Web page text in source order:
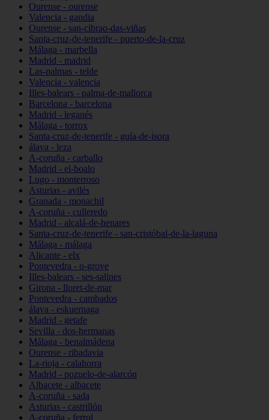
Ourense - ourense
Valencia - gandia
Ourense - san-cibrao-das-viñas
Santa-cruz-de-tenerife - puerto-de-la-cruz
Málaga - marbella
Madrid - madrid
Las-palmas - telde
Valencia - valencia
Illes-balears - palma-de-mallorca
Barcelona - barcelona
Madrid - leganés
Málaga - torrox
Santa-cruz-de-tenerife - guía-de-isora
álava - leza
A-coruña - carballo
Madrid - el-boalo
Lugo - monterroso
Asturias - avilés
Granada - monachil
A-coruña - culleredo
Madrid - alcalá-de-henares
Santa-cruz-de-tenerife - san-cristóbal-de-la-laguna
Málaga - málaga
Alicante - elx
Pontevedra - o-grove
Illes-balears - ses-salines
Girona - lloret-de-mar
Pontevedra - cambados
álava - eskuernaga
Madrid - getafe
Sevilla - dos-hermanas
Málaga - benalmádena
Ourense - ribadavia
La-rioja - calahorra
Madrid - pozuelo-de-alarcón
Albacete - albacete
A-coruña - sada
Asturias - castrillón
A-coruña - ferrol